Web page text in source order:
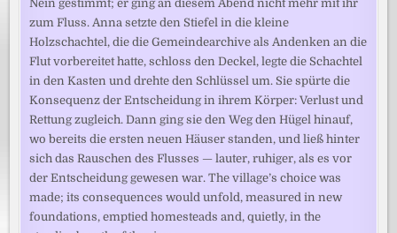
Nein gestimmt; er ging an diesem Abend nicht mehr mit ihr
zum Fluss. Anna setzte den Stiefel in die kleine
Holzschachtel, die die Gemeindearchive als Andenken an die
Flut vorbereitet hatte, schloss den Deckel, legte die Schachtel
in den Kasten und drehte den Schlüssel um. Sie spürte die
Konsequenz der Entscheidung in ihrem Körper: Verlust und
Rettung zugleich. Dann ging sie den Weg den Hügel hinauf,
wo bereits die ersten neuen Häuser standen, und ließ hinter
sich das Rauschen des Flusses — lauter, ruhiger, als es vor
der Entscheidung gewesen war. The village’s choice was
made; its consequences would unfold, measured in new
foundations, emptied homesteads and, quietly, in the